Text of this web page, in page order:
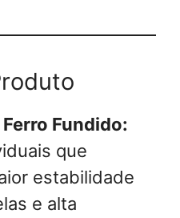
Fundido:
que
estabilidade
e alta